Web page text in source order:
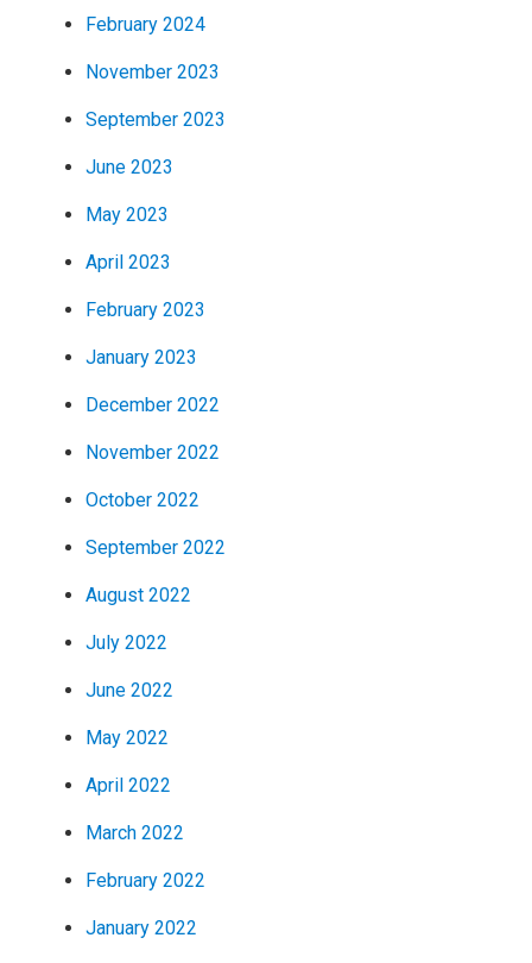
February 2024
November 2023
September 2023
June 2023
May 2023
April 2023
February 2023
January 2023
December 2022
November 2022
October 2022
September 2022
August 2022
July 2022
June 2022
May 2022
April 2022
March 2022
February 2022
January 2022